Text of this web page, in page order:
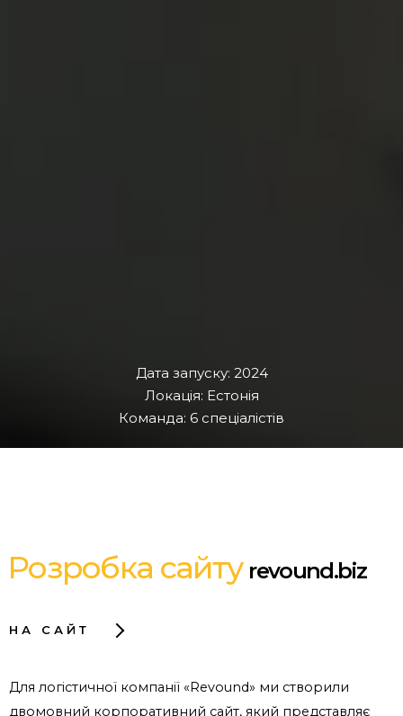
Дата запуску: 2024
Локація: Естонія
Команда: 6 спеціалістів
Розробка сайту revound.biz
НА САЙТ
Для логістичної компанії «Revound» ми створили
двомовний корпоративний сайт, який представляє